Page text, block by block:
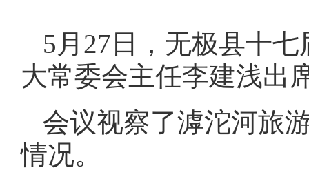
5月27日，无极县十
大常委会主任李建浅出
会议视察了滹沱河旅
情况。